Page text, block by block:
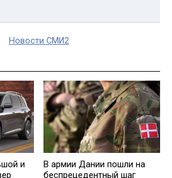
Новости СМИ2
и
В армии Дании пошли на
беспрецедентный шаг